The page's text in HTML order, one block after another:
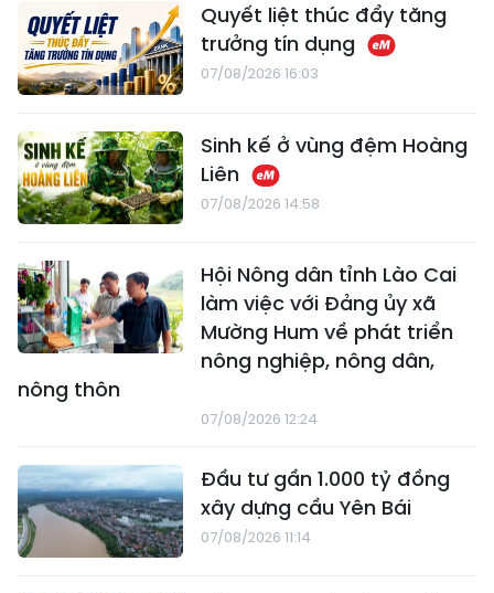
Quyết liệt thúc đẩy tăng
trưởng tín dụng
07/08/2026 16:03
Sinh kế ở vùng đệm Hoàng
Liên
07/08/2026 14:58
Hội Nông dân tỉnh Lào Cai
làm việc với Đảng ủy xã
Mường Hum về phát triển
nông nghiệp, nông dân,
nông thôn
07/08/2026 12:24
Đầu tư gần 1.000 tỷ đồng
xây dựng cầu Yên Bái
07/08/2026 11:14